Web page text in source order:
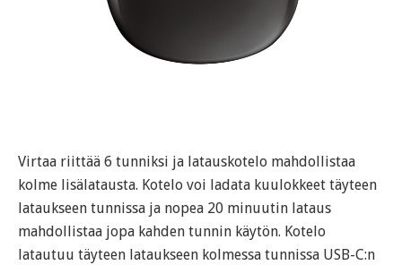
Virtaa riittää 6 tunniksi ja latauskotelo mahdollistaa
kolme lisälatausta. Kotelo voi ladata kuulokkeet täyteen
lataukseen tunnissa ja nopea 20 minuutin lataus
mahdollistaa jopa kahden tunnin käytön. Kotelo
latautuu täyteen lataukseen kolmessa tunnissa USB-C:n